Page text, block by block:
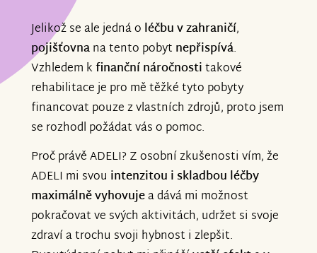
Jelikož se ale jedná o léčbu v zahraničí,
pojišťovnana tento pobyt nepřispívá.
Vzhledem kfinanční náročnostitakové
rehabilitace je pro mě těžké tyto pobyty
financovat pouze z vlastních zdrojů, proto jsem
se rozhodl požádat vás o pomoc.
Proč právě ADELI? Z osobní zkušenosti vím, že
ADELI mi svou intenzitou i skladbou léčby
maximálně vyhovujea dává mi možnost
pokračovat ve svých aktivitách, udržet si svoje
zdraví a trochu svoji hybnost i zlepšit.